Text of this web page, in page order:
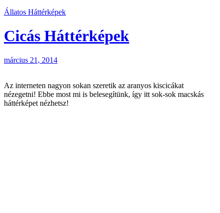
Állatos Háttérképek
Cicás Háttérképek
március 21, 2014
Az interneten nagyon sokan szeretik az aranyos kiscicákat
nézegetni! Ebbe most mi is belesegítünk, így itt sok-sok macskás
háttérképet nézhetsz!